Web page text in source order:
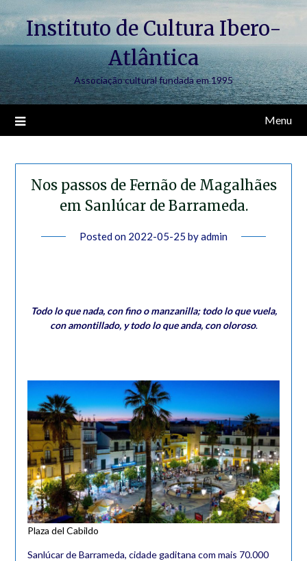
to
content
Instituto de Cultura Ibero-
Atlântica
Associação cultural fundada em 1995
Menu
Nos passos de Fernão de Magalhães
em Sanlúcar de Barrameda.
Posted on 2022-05-25 byadmin
Todo lo que nada, con fino o manzanilla; todo lo que vuela,
con amontillado, y todo lo que anda, con oloroso.
Plaza del Cabildo
Sanlúcar de Barrameda, cidade gaditana com mais 70.000